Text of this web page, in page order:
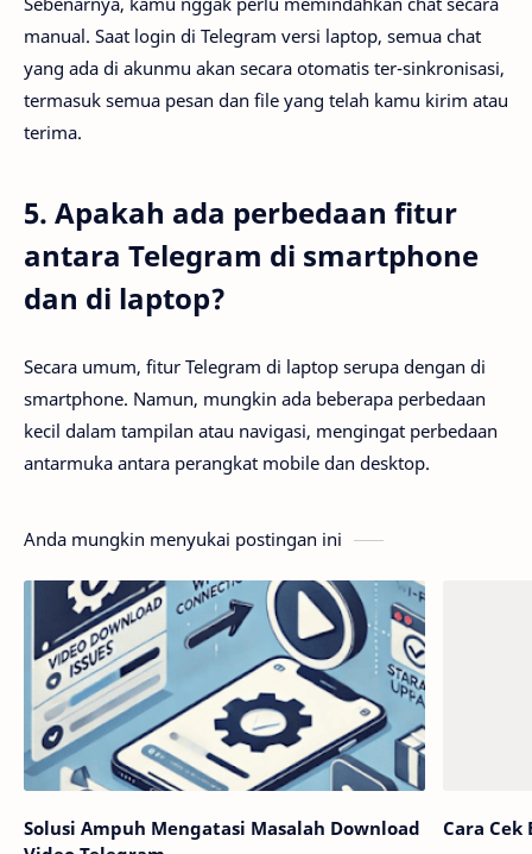
manual. Saat login di Telegram versi laptop, semua chat
yang ada di akunmu akan secara otomatis ter-sinkronisasi,
termasuk semua pesan dan file yang telah kamu kirim atau
terima.
5. Apakah ada perbedaan fitur
antara Telegram di smartphone
dan di laptop?
Secara umum, fitur Telegram di laptop serupa dengan di
smartphone. Namun, mungkin ada beberapa perbedaan
kecil dalam tampilan atau navigasi, mengingat perbedaan
antarmuka antara perangkat mobile dan desktop.
Anda mungkin menyukai postingan ini
Solusi Ampuh Mengatasi Masalah Download
Cara Cek